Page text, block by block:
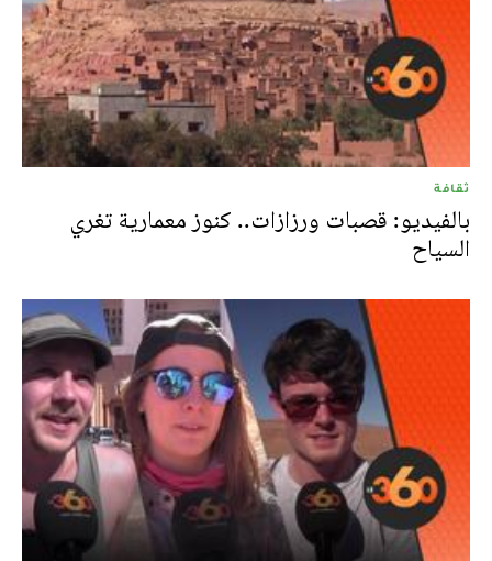
ثقافة
بالفيديو: قصبات ورزازات.. كنوز معمارية تغري
السياح